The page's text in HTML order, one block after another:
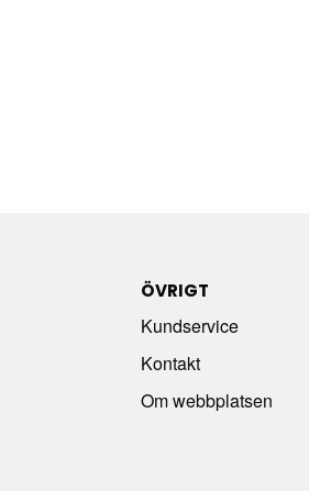
ÖVRIGT
Kundservice
Kontakt
Om webbplatsen